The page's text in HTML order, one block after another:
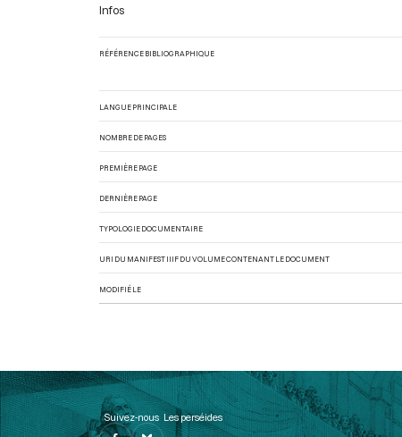
Infos
RÉFÉRENCE BIBLIOGRAPHIQUE
LANGUE PRINCIPALE
NOMBRE DE PAGES
PREMIÈRE PAGE
DERNIÈRE PAGE
TYPOLOGIE DOCUMENTAIRE
URI DU MANIFEST IIIF DU VOLUME CONTENANT LE DOCUMENT
MODIFIÉ LE
Suivez-nous Les perséides